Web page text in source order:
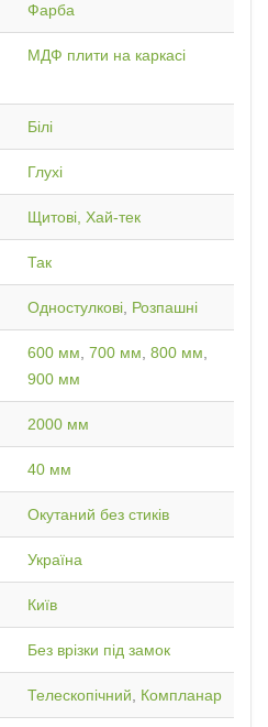
Фарба
МДФ плити на каркасі
Білі
Глухі
Щитові, Хай-тек
Так
Одностулкові, Розпашні
600 мм, 700 мм, 800 мм,
900 мм
2000 мм
40 мм
Окутаний без стиків
Україна
Київ
Без врізки під замок
Телескопічний, Компланар